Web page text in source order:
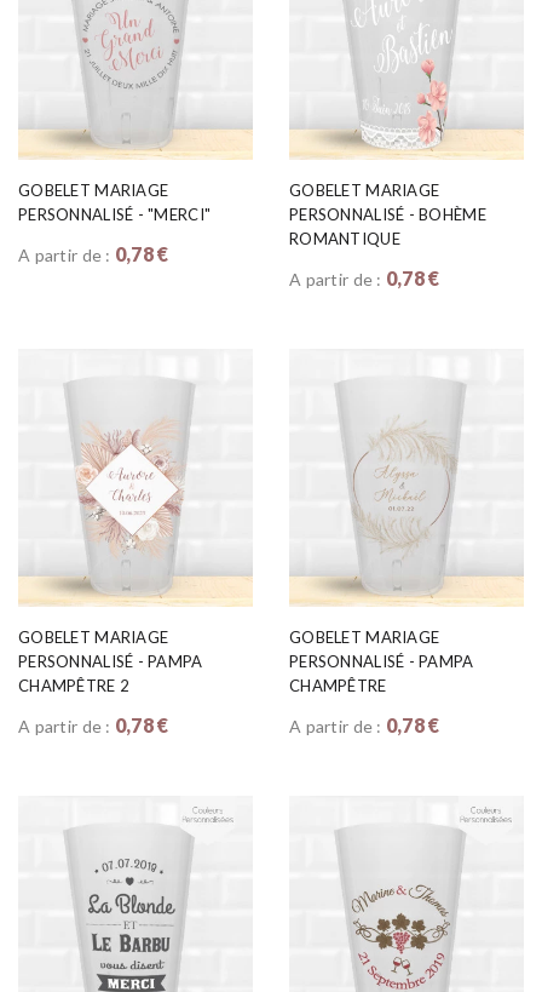
GOBELET MARIAGE
PERSONNALISÉ - "MERCI"
A partir de : 0,78 €
GOBELET MARIAGE
PERSONNALISÉ - BOHÈME
ROMANTIQUE
A partir de : 0,78 €
GOBELET MARIAGE
PERSONNALISÉ - PAMPA
CHAMPÊTRE 2
A partir de : 0,78 €
GOBELET MARIAGE
PERSONNALISÉ - PAMPA
CHAMPÊTRE
A partir de : 0,78 €